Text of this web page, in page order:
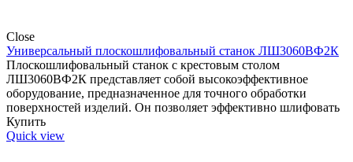
Close
Универсальный плоскошлифовальный станок ЛШ3060ВФ2К
Плоскошлифовальный станок с крестовым столом
ЛШ3060ВФ2К представляет собой высокоэффективное
оборудование, предназначенное для точного обработки
поверхностей изделий. Он позволяет эффективно шлифовать
Купить
Quick view